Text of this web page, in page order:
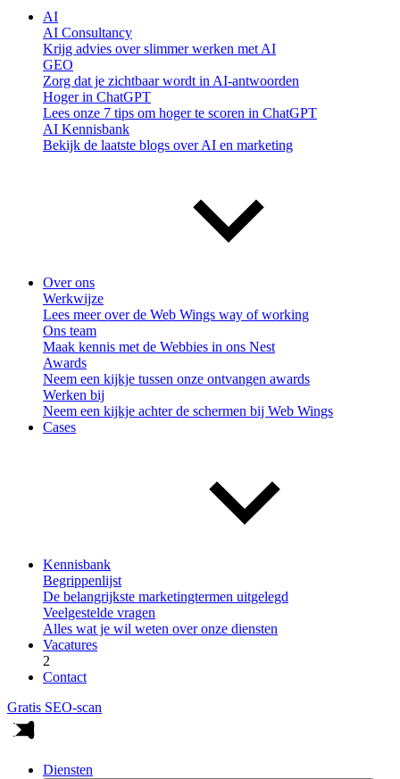
AI
AI Consultancy
Krijg advies over slimmer werken met AI
GEO
Zorg dat je zichtbaar wordt in AI-antwoorden
Hoger in ChatGPT
Lees onze 7 tips om hoger te scoren in ChatGPT
AI Kennisbank
Bekijk de laatste blogs over AI en marketing
Over ons
Werkwijze
Lees meer over de Web Wings way of working
Ons team
Maak kennis met de Webbies in ons Nest
Awards
Neem een kijkje tussen onze ontvangen awards
Werken bij
Neem een kijkje achter de schermen bij Web Wings
Cases
Kennisbank
Begrippenlijst
De belangrijkste marketingtermen uitgelegd
Veelgestelde vragen
Alles wat je wil weten over onze diensten
Vacatures
2
Contact
Gratis SEO-scan
Diensten